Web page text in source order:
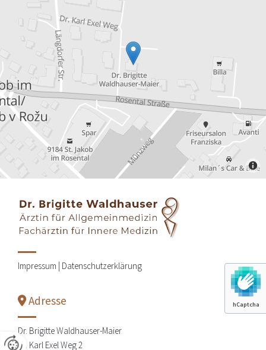
Impressum | Datenschutzerklärung
Adresse
Dr. Brigitte Waldhauser-Maier
Dr. Karl Exel Weg 2
hCaptcha